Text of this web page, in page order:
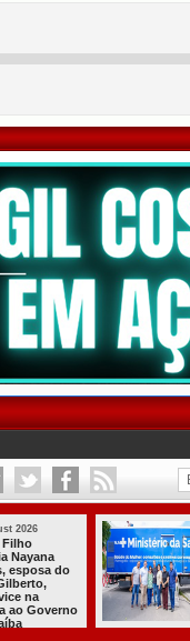
2026
Filho
Nayana
esposa do
na
ao Governo